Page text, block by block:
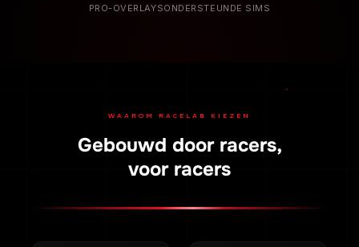
PRO-OVERLAYSONDERSTEUNDE SIMS
WAAROM RACELAB KIEZEN
Gebouwd door racers,
voor racers